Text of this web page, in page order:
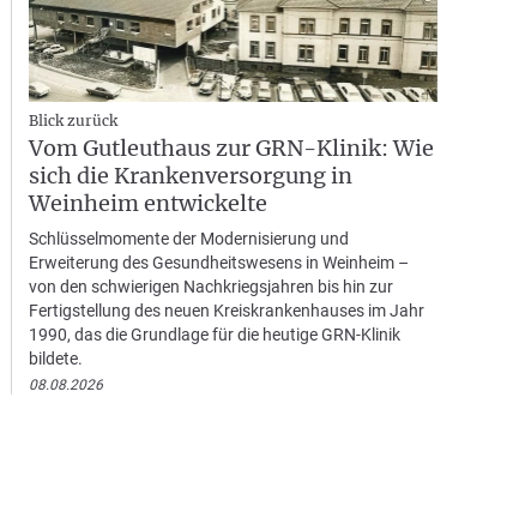
Blick zurück
Vom Gutleuthaus zur GRN-Klinik: Wie
sich die Krankenversorgung in
Weinheim entwickelte
Schlüsselmomente der Modernisierung und
Erweiterung des Gesundheitswesens in Weinheim –
von den schwierigen Nachkriegsjahren bis hin zur
Fertigstellung des neuen Kreiskrankenhauses im Jahr
1990, das die Grundlage für die heutige GRN-Klinik
bildete.
08.08.2026